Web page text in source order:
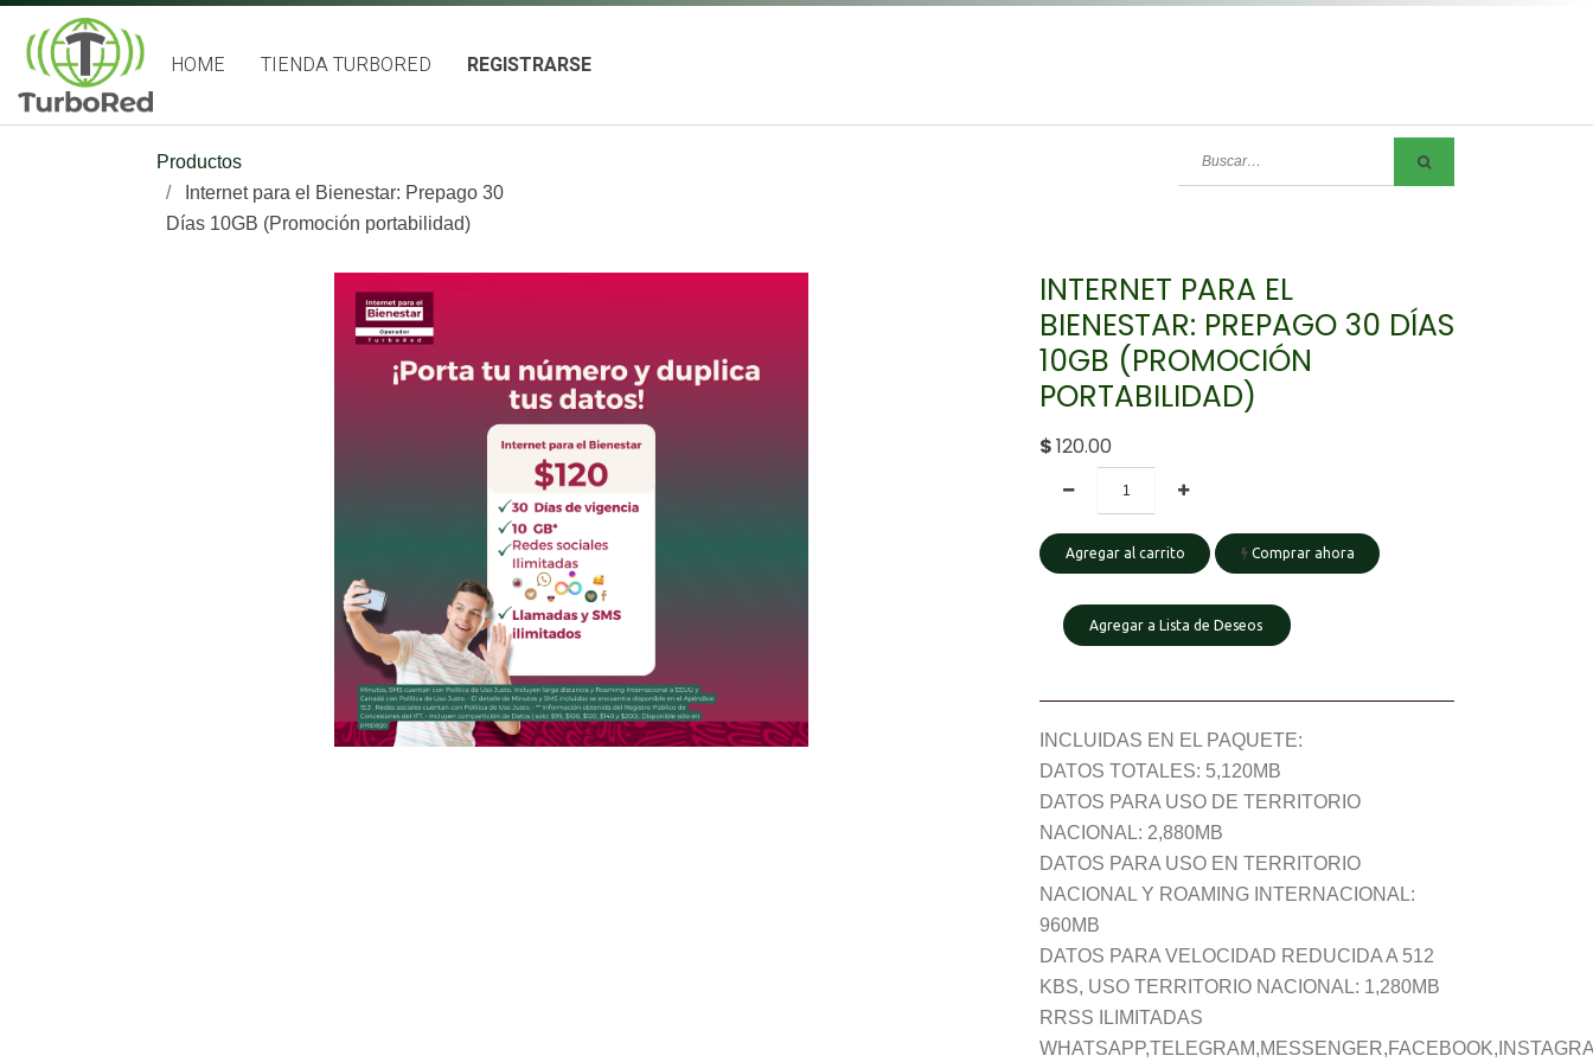
HOME TIENDA TURBORED REGISTRARSE
Productos
Internet para el Bienestar: Prepago 30
Días 10GB (Promoción portabilidad)
INTERNET PARA EL
BIENESTAR: PREPAGO 30 DÍAS
10GB (PROMOCIÓN
PORTABILIDAD)
$120.00
Agregar al carrito Comprar ahora
Agregar a Lista de Deseos
INCLUIDAS EN EL PAQUETE:
DATOS TOTALES: 5,120MB
DATOS PARA USO DE TERRITORIO
NACIONAL: 2,880MB
DATOS PARA USO EN TERRITORIO
NACIONAL Y ROAMING INTERNACIONAL:
960MB
DATOS PARA VELOCIDAD REDUCIDA A 512
KBS, USO TERRITORIO NACIONAL: 1,280MB
RRSS ILIMITADAS